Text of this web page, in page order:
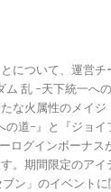
について、運営
ム 乱 -天下統一へ
な火属性のメイ
の道-』と『ジョ
ログインボーナス
。期間限定のア
ン」のイベント